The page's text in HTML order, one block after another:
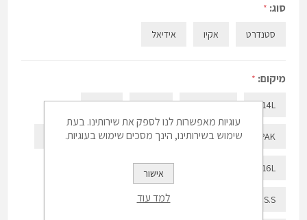
סוג: *
סטנדרט אקיו אידיאל
מיקום: *
0.14L
0.14L S.S.
0.14U
0.14L
0.16U-10 PAK
0.16L-10 PAK
0.16U
0.16U
0.16L
0.18L
018L S.S
0.18U 10 PAK
עוגיות מאפשרות לנו לספק את שירותינו. בעת
שימוש בשירותינו, הינך מסכים שימוש בעוגיות.
אישור
למד עוד